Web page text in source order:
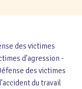
des victimes
d'agression -
des victimes
du travail